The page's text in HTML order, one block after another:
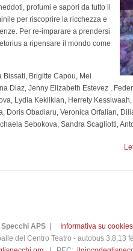
profumi e sapori da tutto il
per riscoprire la ricchezza e
Per re-imparare a prendersi
a ripensare il mondo come
Bissati, Brigitte Capou, Mei
Diaz, Jenny Elizabeth Estevez ,
Lydia Keklikian, Herrety
Doris Obadiaru, Veronica Orfalian,
Sebokova, Sandra Scagliotti,
APS|
Informativa su
del Centro Teatro - autobus 3,8,13